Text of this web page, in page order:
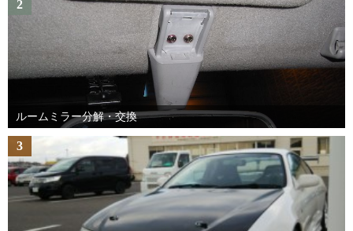
2
ルームミラー分解・交換
3